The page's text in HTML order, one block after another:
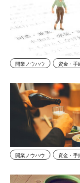
開業ノウハウ 資金・手
開業ノウハウ 資金・手